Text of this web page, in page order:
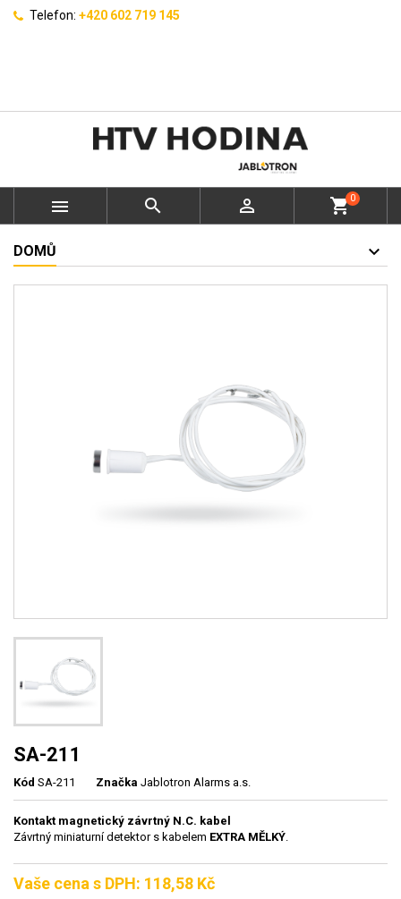
Telefon: +420 602 719 145
   shopping_cart0
DOMŮ
SA-211
Kód SA-211 Značka Jablotron Alarms a.s.
Kontakt magnetický závrtný N.C. kabel
Závrtný miniaturní detektor s kabelem EXTRA MĚLKÝ.
Vaše cena s DPH: 118,58 Kč